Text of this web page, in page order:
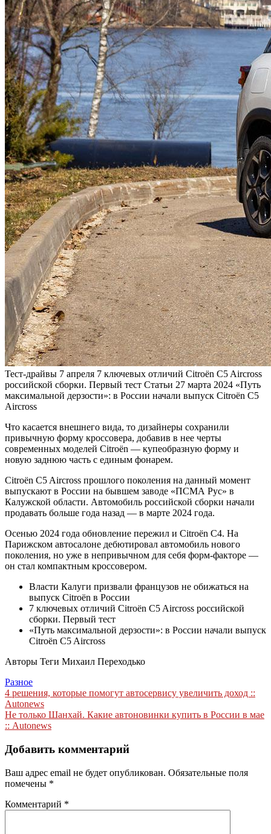
Тест-драйвы 7 апреля 7 ключевых отличий Citroёn C5 Aircross
российской сборки. Первый тест Статьи 27 марта 2024 «Путь
максимальной дерзости»: в России начали выпуск Citroën C5
Aircross
Что касается внешнего вида, то дизайнеры сохранили
привычную форму кроссовера, добавив в нее черты
современных моделей Citroёn — купеобразную форму и
новую заднюю часть с единым фонарем.
Citroёn C5 Aircross прошлого поколения на данный момент
выпускают в России на бывшем заводе «ПСМА Рус» в
Калужской области. Автомобиль российской сборки начали
продавать больше года назад — в марте 2024 года.
Осенью 2024 года обновление пережил и Citroёn C4. На
Парижском автосалоне дебютировал автомобиль нового
поколения, но уже в непривычном для себя форм-факторе —
он стал компактным кроссовером.
Власти Калуги призвали французов не обижаться на
выпуск Citroën в России
7 ключевых отличий Citroёn C5 Aircross российской
сборки. Первый тест
«Путь максимальной дерзости»: в России начали выпуск
Citroën C5 Aircross
Авторы Теги Михаил Переходько
Разное
Навигация
по
записям
4 решения, которые помогут автосервису увеличить доход ::
Autonews
Не только Шанхай. Какие автоновинки купить в России в мае
:: Autonews
Добавить комментарий
Ваш адрес email не будет опубликован. Обязательные поля
помечены *
Комментарий *